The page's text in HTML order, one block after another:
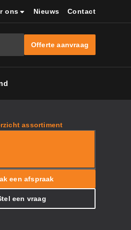
ons Nieuws Contact
Offerte aanvraag
assortiment
een afspraak
een vraag